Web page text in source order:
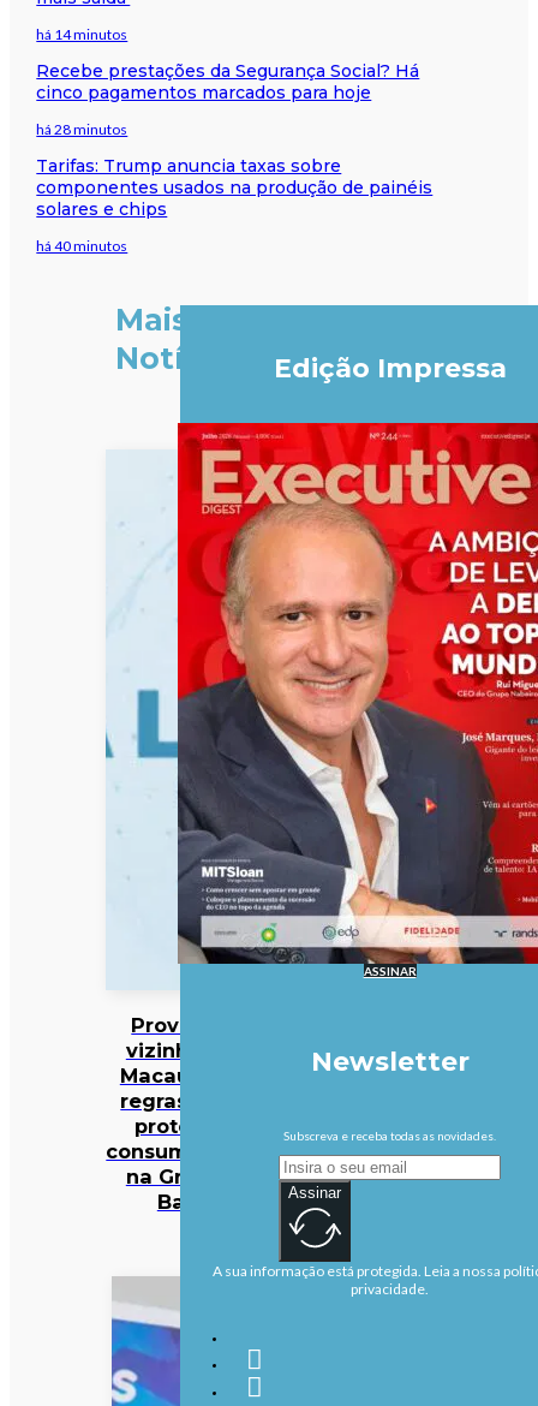
há 14 minutos
Recebe prestações da Segurança Social? Há
cinco pagamentos marcados para hoje
há 28 minutos
Tarifas: Trump anuncia taxas sobre
componentes usados na produção de painéis
solares e chips
há 40 minutos
Mais
Notícias
Província
vizinha de
Macau com
regras para
proteger
consumidores
na Grande
Baía
Edição Impressa
ASSINAR
Newsletter
Subscreva e receba todas as novidades.
Assinar
A sua informação está protegida. Leia a nossa
privacidade.